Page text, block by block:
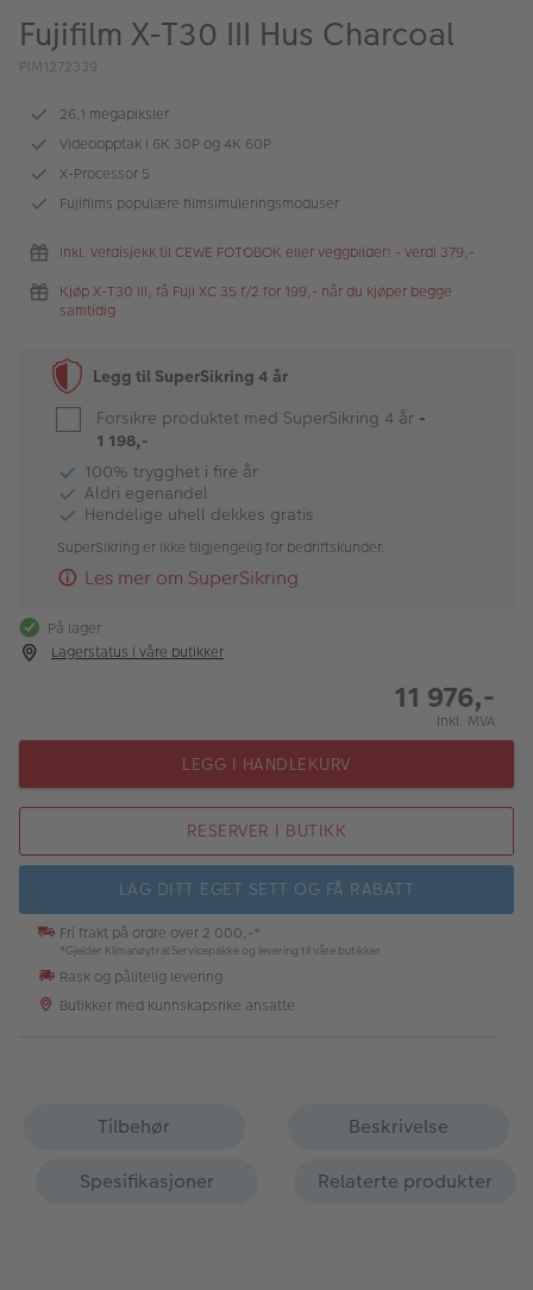
Kampanjer
Merker
Bildeprodukter
Fotokurs
Butikkoversikt
Fujifilm X-T30 III Hus Charcoal
PIM1272339
26,1 megapiksler
Videoopptak i 6K 30P og 4K 60P
X-Processor 5
Fujifilms populære filmsimuleringsmoduser
Inkl. verdisjekk til CEWE FOTOBOK eller veggbilder! - verdi 379,-
Kjøp X-T30 III, få Fuji XC 35 f/2 for 199,- når du kjøper begge
samtidig
Legg til SuperSikring 4 år
Forsikre produktet med SuperSikring 4 år -
1 198,-
100% trygghet i fire år
Aldri egenandel
Hendelige uhell dekkes gratis
SuperSikring er ikke tilgjengelig for bedriftskunder.
Les mer om SuperSikring
På lager
Lagerstatus i våre butikker
11 976,-
Inkl. MVA
LEGG I HANDLEKURV
RESERVER I BUTIKK
LAG DITT EGET SETT OG FÅ RABATT
Fri frakt på ordre over 2 000,-*
*Gjelder Klimanøytral Servicepakke og levering til våre butikker
Rask og pålitelig levering
Butikker med kunnskapsrike ansatte
Tilbehør
Beskrivelse
Spesifikasjoner
Relaterte produkter